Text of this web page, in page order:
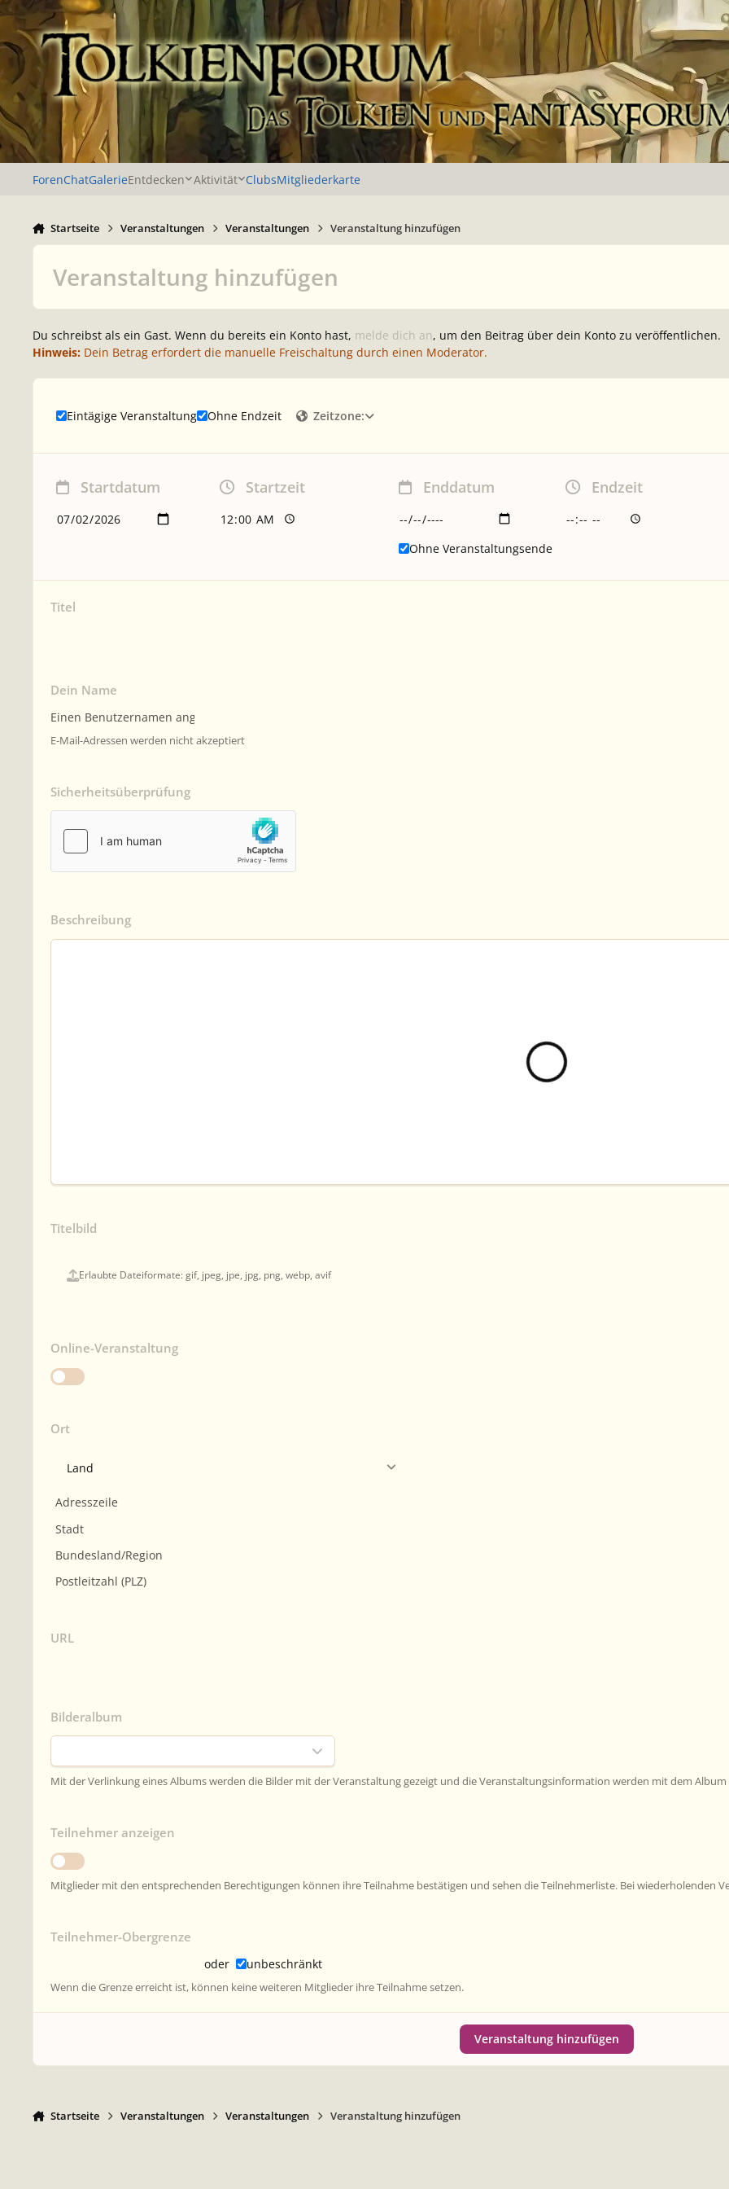
Zu Inhalt springen
ForenChatGalerieEntdecken Aktivität ClubsMitgliederkarte
Startseite Veranstaltungen Veranstaltungen Veranstaltung hinzufügen
Veranstaltung hinzufügen
Du schreibst als ein Gast. Wenn du bereits ein Konto hast, melde dich an, um den Beitrag über dein Konto zu veröffentlichen.
Hinweis: Dein Betrag erfordert die manuelle Freischaltung durch einen Moderator.
Eintägige Veranstaltung Ohne Endzeit Zeitzone:
Startdatum Startzeit Enddatum Endzeit
Ohne Veranstaltungsende
Titel
Dein Name
E-Mail-Adressen werden nicht akzeptiert
Sicherheitsüberprüfung
Beschreibung
Titelbild
Erlaubte Dateiformate: gif, jpeg, jpe, jpg, png, webp, avif
Online-Veranstaltung
Ort
URL
Bilderalbum
Mit der Verlinkung eines Albums werden die Bilder mit der Veranstaltung gezeigt und die Veranstaltungsinformation werden mit dem Album
Teilnehmer anzeigen
Mitglieder mit den entsprechenden Berechtigungen können ihre Teilnahme bestätigen und sehen die Teilnehmerliste. Bei wiederholenden
Teilnehmer-Obergrenze
oder unbeschränkt
Wenn die Grenze erreicht ist, können keine weiteren Mitglieder ihre Teilnahme setzen.
Veranstaltung hinzufügen
Startseite Veranstaltungen Veranstaltungen Veranstaltung hinzufügen